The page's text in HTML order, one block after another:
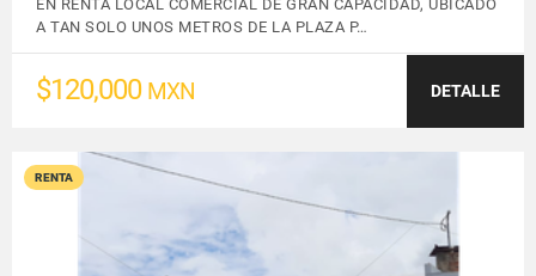
EN RENTA LOCAL COMERCIAL DE GRAN CAPACIDAD, UBICADO
A TAN SOLO UNOS METROS DE LA PLAZA P…
$120,000 MXN DETALLE
RENTA